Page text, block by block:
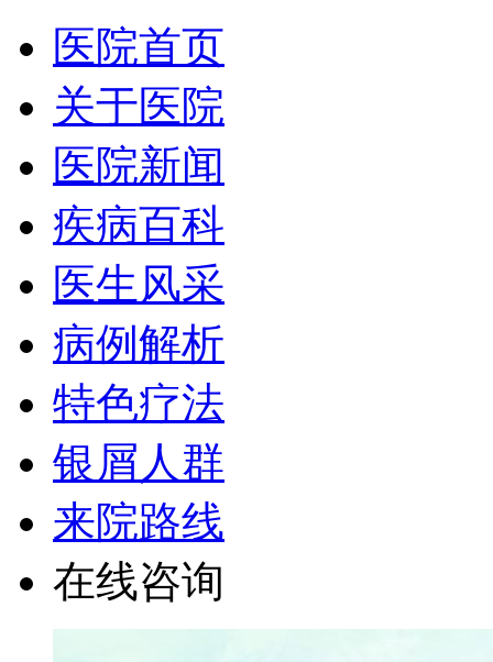
医院首页
关于医院
医院新闻
疾病百科
医生风采
病例解析
特色疗法
银屑人群
来院路线
在线咨询